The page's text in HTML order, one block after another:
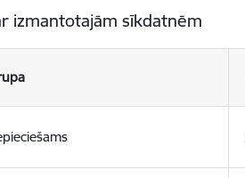
izmantotajām sīkdatnēm